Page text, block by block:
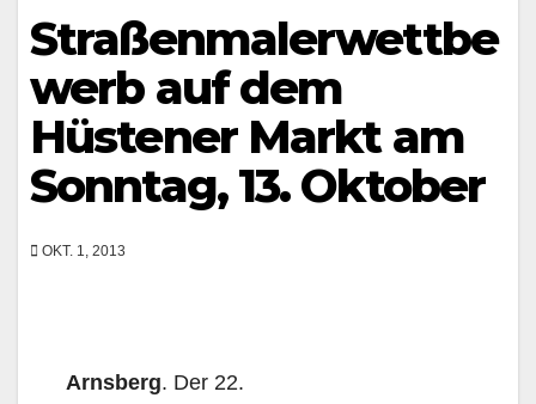
Straßenmalerwettbe
werb auf dem
Hüstener Markt am
Sonntag, 13. Oktober
OKT. 1, 2013
Arnsberg. Der 22.